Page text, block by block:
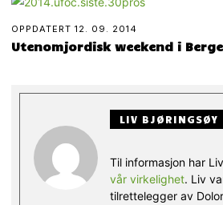
OPPDATERT12. 09. 2014
Utenomjordisk weekend i
LIV BJØRINGSØY
Til informasjon har
vår virkelighet. Liv
tilrettelegger av